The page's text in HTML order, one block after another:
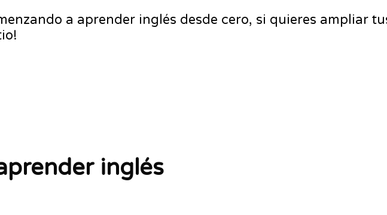
a aprender inglés desde cero, si quieres ampliar
inglés